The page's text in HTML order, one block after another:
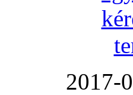
2017-